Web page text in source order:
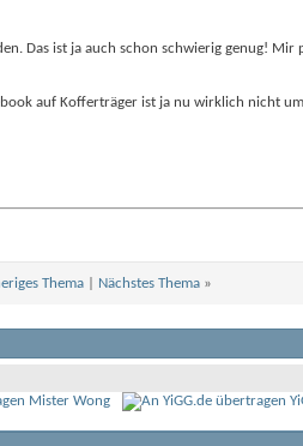
Das ist ja auch schon schwierig genug!
auf Kofferträger ist ja nu wirklich nicht
Thema| Nächstes Thema »
Mister Wong